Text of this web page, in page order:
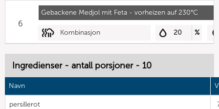
Gebackene Medjol mit Feta - vorheizen auf 230°C
6
Kombinasjon 20 %
Ingredienser - antall porsjoner - 10
Navn
persillerot